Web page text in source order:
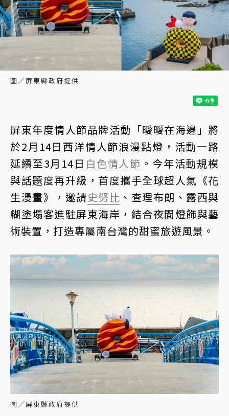
圖／屏東縣政府提供
屏東年度情人節品牌活動「曖曖在海邊」將
於2月14日西洋情人節浪漫點燈，活動一路
延續至3月14日 白色情人節 。今年活動規模
與話題度再升級，首度攜手全球超人氣《花
生漫畫》，邀請史努比 、查理布朗、露西與
糊塗塌客進駐屏東海岸，結合夜間燈飾與藝
術裝置，打造專屬南台灣的甜蜜旅遊風景。
圖／屏東縣政府提供